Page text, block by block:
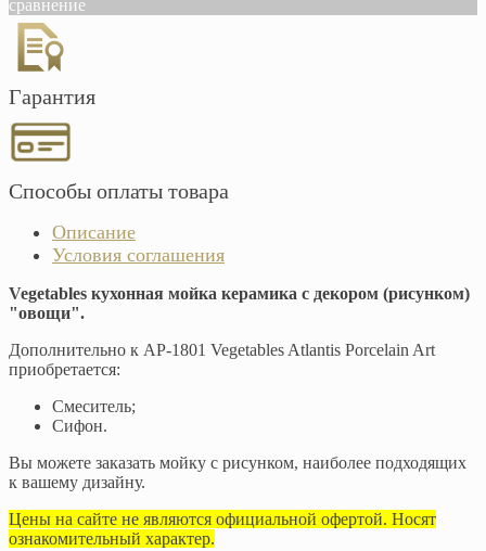
сравнение
Гарантия
Способы оплаты товара
Описание
Условия соглашения
Vegetables кухонная мойка керамика с декором (рисунком)
"овощи".
Дополнительно к AP-1801 Vegetables Atlantis Porcelain Art
приобретается:
Смеситель;
Сифон.
Вы можете заказать мойку с рисунком, наиболее подходящих
к вашему дизайну.
Цены на сайте не являются официальной офертой. Носят
ознакомительный характер.